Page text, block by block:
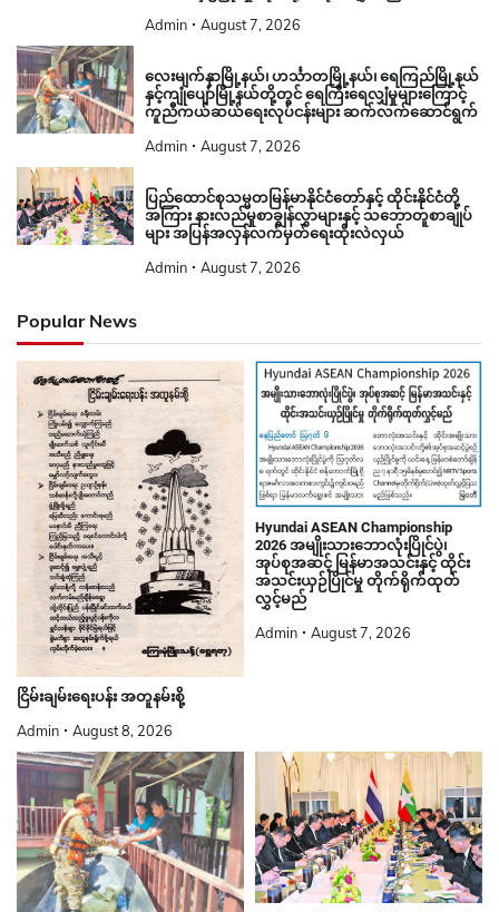
Admin August 7, 2026
လေးမျက်နှာမြို့နယ်၊ ဟင်္သာတမြို့နယ်၊ ရေကြည်မြို့နယ်
နှင့်ကျုံပျော်မြို့နယ်တို့တွင် ရေကြီးရေလျှံမှုများကြောင့်
ကူညီကယ်ဆယ်ရေးလုပ်ငန်းများ ဆက်လက်ဆောင်ရွက်
Admin August 7, 2026
ပြည်ထောင်စုသမ္မတမြန်မာနိုင်ငံတော်နှင့် ထိုင်းနိုင်ငံတို့
အကြား နားလည်မှုစာချွန်လွှာများနှင့် သဘောတူစာချုပ်
များ အပြန်အလှန်လက်မှတ်ရေးထိုးလဲလှယ်
Admin August 7, 2026
Popular News
ငြိမ်းချမ်းရေးပန်း အတူနမ်းစို့
Admin August 8, 2026
Hyundai ASEAN Championship
2026 အမျိုးသားဘောလုံးပြိုင်ပွဲ၊
အုပ်စုအဆင့် မြန်မာအသင်းနှင့် ထိုင်း
အသင်းယှဉ်ပြိုင်မှု တိုက်ရိုက်ထုတ်
လွှင့်မည်
Admin August 7, 2026